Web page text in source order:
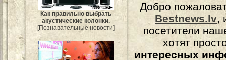
Как правильно выбрать
акустические колонки.
[Познавательные новости]
Добро
Bestnews.lv,
посетители
хотят
интересных